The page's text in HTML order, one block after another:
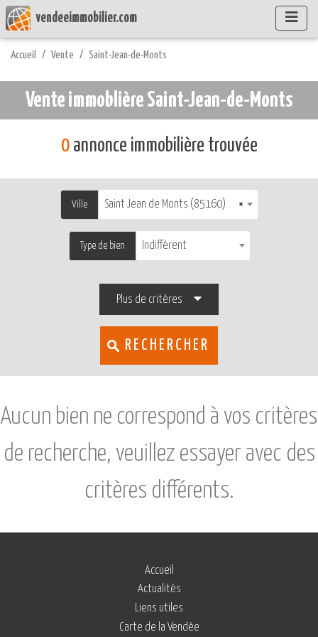
vendeeimmobilier.com
Accueil Vente Saint-Jean-de-Monts
Vente immoblière Saint-Jean-de-Monts
0annonce immobilière trouvée
Ville ×
Saint Jean de Monts (85160)
Type de bien Indifférent
Plus de critères
RECHERCHER
Aucun bien ne correspond à vos critères
de recherche, veuillez essayer avec des
critères différents.
Accueil
Actualités
Liens utiles
Carte de la Vendée